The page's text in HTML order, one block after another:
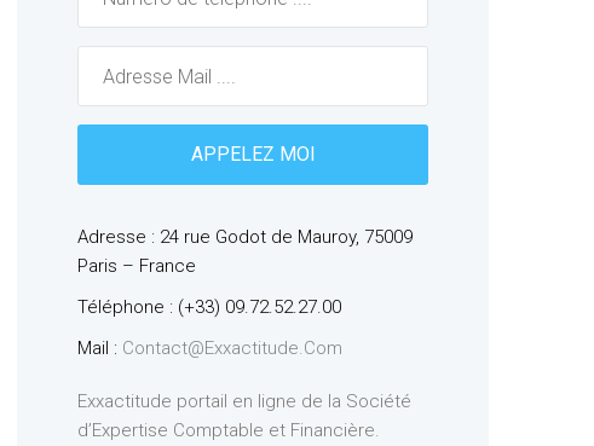
Adresse : 24 rue Godot de Mauroy, 75009
Paris – France
Téléphone : (+33) 09.72.52.27.00
Mail : Contact@exxactitude.com
Exxactitude portail en ligne de la Société
d’Expertise Comptable et Financière.